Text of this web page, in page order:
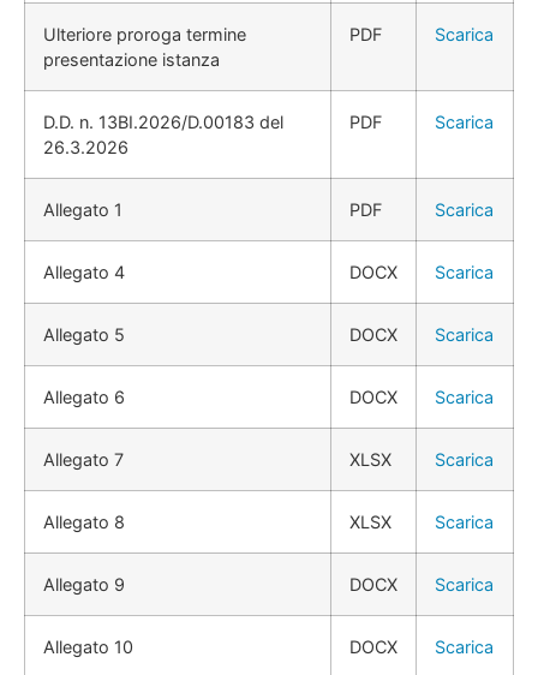
Ulteriore proroga termine
presentazione istanza
PDF Scarica
D.D. n. 13BI.2026/D.00183 del
26.3.2026
PDF Scarica
Allegato 1 PDF Scarica
Allegato 4 DOCX Scarica
Allegato 5 DOCX Scarica
Allegato 6 DOCX Scarica
Allegato 7 XLSX Scarica
Allegato 8 XLSX Scarica
Allegato 9 DOCX Scarica
Allegato 10 DOCX Scarica